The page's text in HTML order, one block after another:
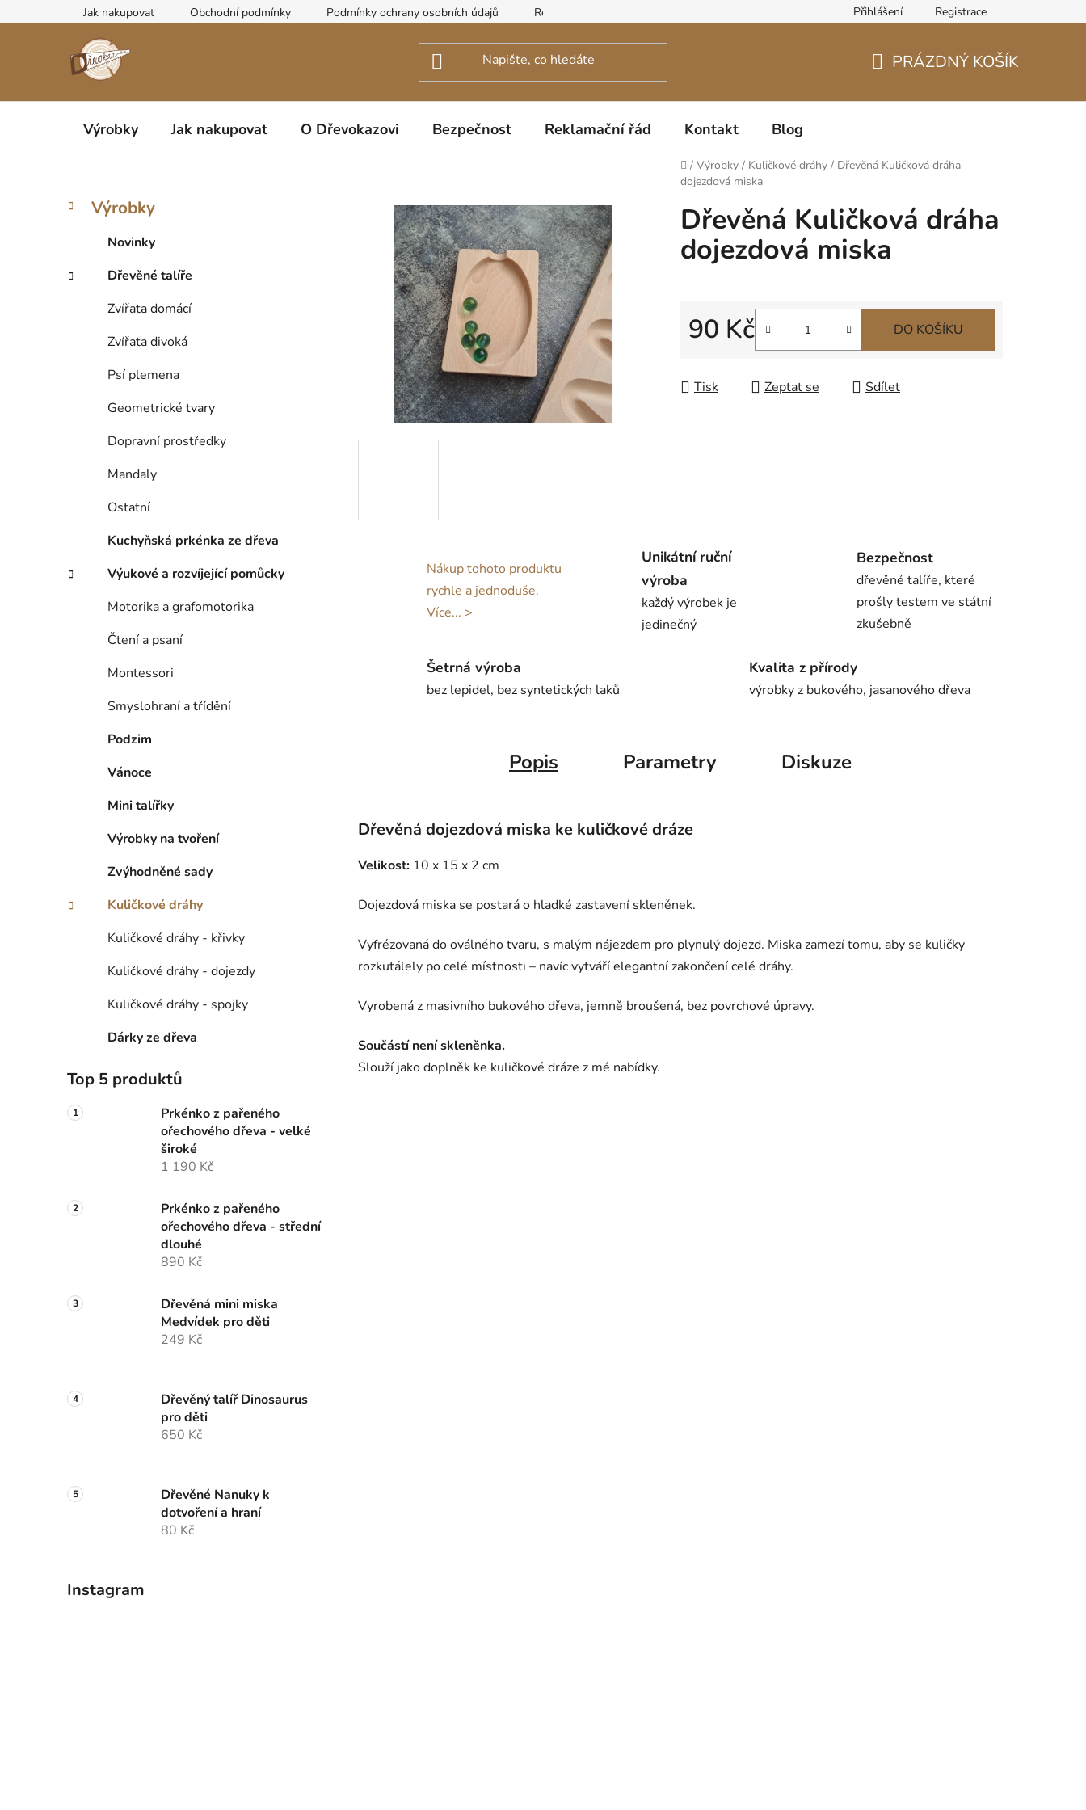
na
Jak nakupovat Obchodní podmínky Podmínky ochrany osobních údajů Reklamační řád Přihlášení Registrace
PRÁZDNÝ KOŠÍK
Výrobky Jak nakupovat O Dřevokazovi Bezpečnost Reklamační řád Kontakt Blog
Domů
/ Výrobky / Kuličkové dráhy / Dřevěná Kuličková dráha
dojezdová miska
P
r
Přeskočit
kategorie
K
a
g
o
Výrobky
Novinky
Dřevěné talíře
Zvířata domácí
Zvířata divoká
Psí plemena
Geometrické tvary
Dopravní prostředky
Mandaly
Ostatní
Kuchyňská prkénka ze dřeva
Výukové a rozvíjející pomůcky
Motorika a grafomotorika
Čtení a psaní
Montessori
Smyslohraní a třídění
Podzim
Vánoce
Mini talířky
Výrobky na tvoření
Zvýhodněné sady
Kuličkové dráhy
Kuličkové dráhy - křivky
Kuličkové dráhy - dojezdy
Kuličkové dráhy - spojky
Dárky ze dřeva
Top 5 produktů
Prkénko z pařeného
ořechového dřeva - velké
široké
1 190 Kč
Prkénko z pařeného
ořechového dřeva - střední
dlouhé
890 Kč
Dřevěná mini miska
Medvídek pro děti
249 Kč
Dřevěný talíř Dinosaurus
pro děti
650 Kč
Dřevěné Nanuky k
dotvoření a hraní
80 Kč
Instagram
Dřevěná Kuličková dráha
dojezdová miska
90 Kč
Měrná cena:
DO KOŠÍKU
Tisk Zeptat se Sdílet
Nákup tohoto produktu
rychle a jednoduše.
Více... >
Unikátní ruční
výroba
každý výrobek je
jedinečný
Bezpečnost
dřevěné talíře, které
prošly testem ve státní
zkušebně
Šetrná výroba
bez lepidel, bez syntetických laků
Kvalita z přírody
výrobky z bukového, jasanového dřeva
Popis Parametry Diskuze
Dřevěná dojezdová miska ke kuličkové dráze
Velikost: 10 x 15 x 2 cm
Dojezdová miska se postará o hladké zastavení skleněnek.
Vyfrézovaná do oválného tvaru, s malým nájezdem pro plynulý dojezd. Miska zamezí tomu, aby se kuličky
rozkutálely po celé místnosti – navíc vytváří elegantní zakončení celé dráhy.
Vyrobená z masivního bukového dřeva, jemně broušená, bez povrchové úpravy.
Součástí není skleněnka.
Slouží jako doplněk ke kuličkové dráze z mé nabídky.